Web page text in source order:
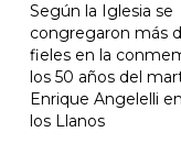
Según la Iglesia se
congregaron más
fieles en la
los 50 años del
Enrique Angelelli
los Llanos